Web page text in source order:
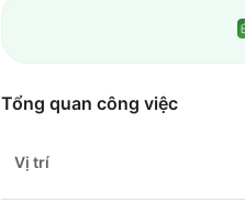
Tổng quan công việc
Vị trí